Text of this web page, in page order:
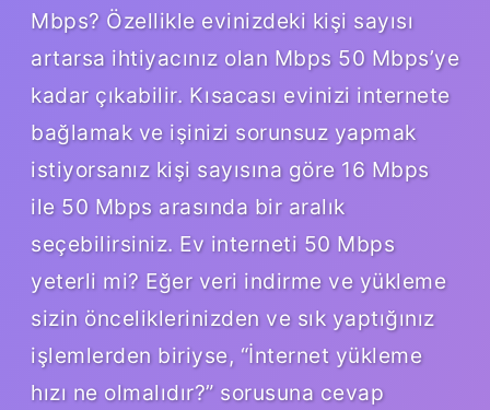
Mbps? Özellikle evinizdeki kişi sayısı
artarsa ​​ihtiyacınız olan Mbps 50 Mbps’ye
kadar çıkabilir. Kısacası evinizi internete
bağlamak ve işinizi sorunsuz yapmak
istiyorsanız kişi sayısına göre 16 Mbps
ile 50 Mbps arasında bir aralık
seçebilirsiniz. Ev interneti 50 Mbps
yeterli mi? Eğer veri indirme ve yükleme
sizin önceliklerinizden ve sık yaptığınız
işlemlerden biriyse, “İnternet yükleme
hızı ne olmalıdır?” sorusuna cevap